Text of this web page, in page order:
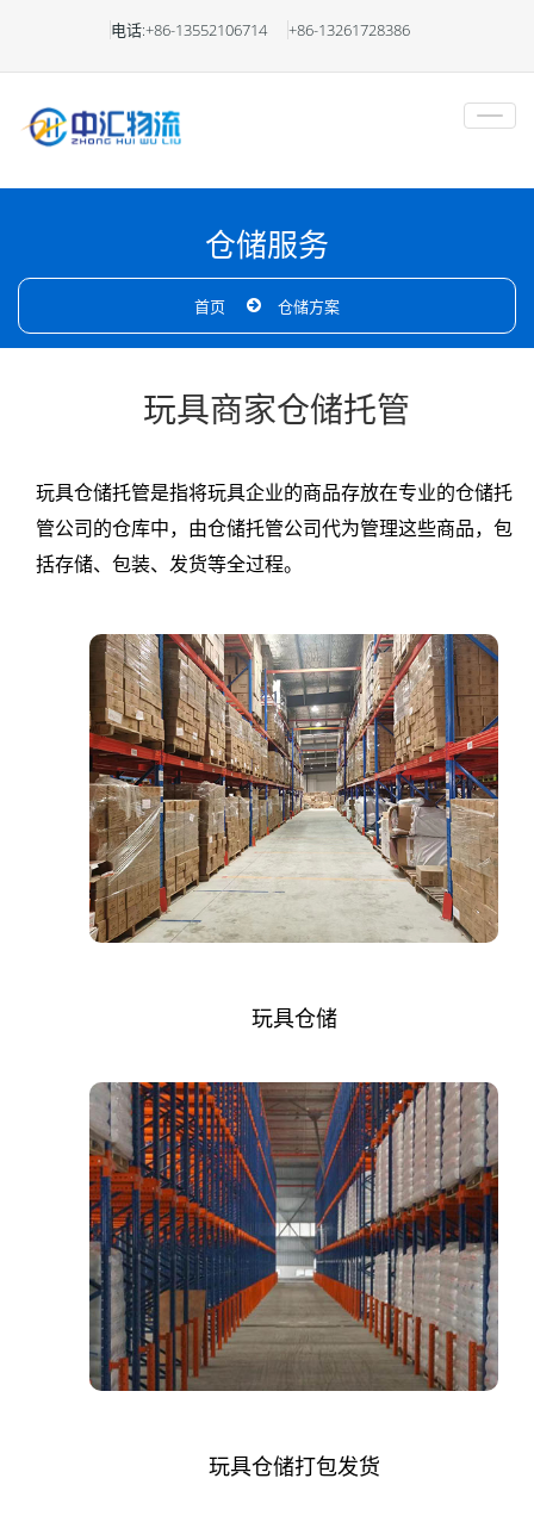
具
仓
库
管
毛
电话:+86-13552106714 +86-13261728386
仓储服务
首页 仓储方案
玩具商家仓储托管
玩具仓储托管是指将玩具企业的商品存放在专业的仓储托
管公司的仓库中，由仓储托管公司代为管理这些商品，包
括存储、包装、发货等全过程。
玩具仓储
玩具仓储打包发货